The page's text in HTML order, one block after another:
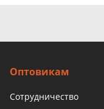
Оптовикам
Сотрудничество